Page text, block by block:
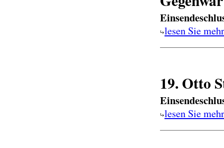
lesen Sie mehr
19. Otto
lesen Sie mehr